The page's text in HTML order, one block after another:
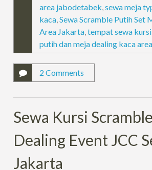
area jabodetabek,sewa meja
kaca,Sewa Scramble Putih Set
Area Jakarta,tempat sewa
putih dan meja dealing kaca
2 Comments
Sewa Kursi
Dealing Event JCC
Jakarta